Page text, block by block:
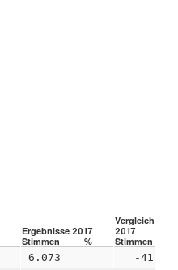
Ergebnisse 2017
Vergleich
2017
Stimmen % Stimmen
6.073 -41